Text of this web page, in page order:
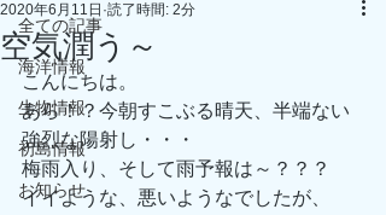
全ての記事
海洋情報
生物情報
初島情報
お知らせ
空気潤う～
2020年6月11日 読了時間: 2分
こんにちは。
あら！？今朝すこぶる晴天、半端ない
強烈な陽射し・・・
梅雨入り、そして雨予報は～？？？
イイような、悪いようなでしたが、